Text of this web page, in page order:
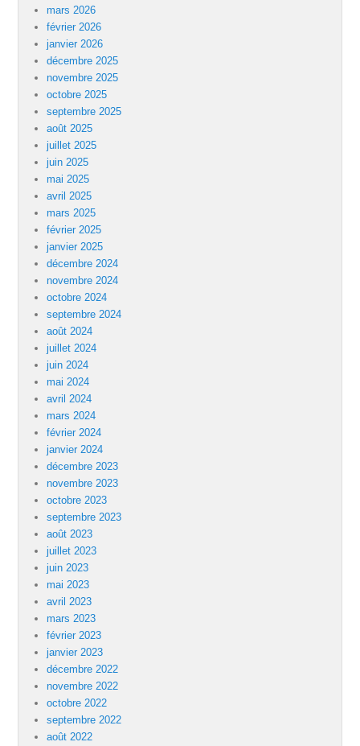
mars 2026
février 2026
janvier 2026
décembre 2025
novembre 2025
octobre 2025
septembre 2025
août 2025
juillet 2025
juin 2025
mai 2025
avril 2025
mars 2025
février 2025
janvier 2025
décembre 2024
novembre 2024
octobre 2024
septembre 2024
août 2024
juillet 2024
juin 2024
mai 2024
avril 2024
mars 2024
février 2024
janvier 2024
décembre 2023
novembre 2023
octobre 2023
septembre 2023
août 2023
juillet 2023
juin 2023
mai 2023
avril 2023
mars 2023
février 2023
janvier 2023
décembre 2022
novembre 2022
octobre 2022
septembre 2022
août 2022